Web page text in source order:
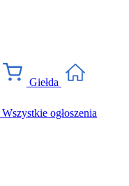
Giełda
Wszystkie ogłoszenia